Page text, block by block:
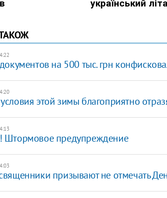
на 500 тыс. грн
этой зимы благоприятно
Штормовое предупреждение
призывают не отмечать